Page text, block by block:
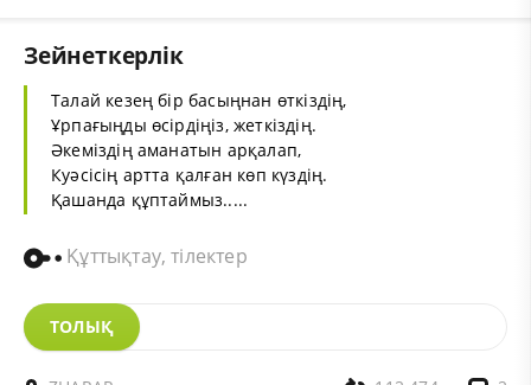
Зейнеткерлік
Талай кезең бір басыңнан өткіздің,
Ұрпағыңды өсірдіңіз, жеткіздің.
Әкеміздің аманатын арқалап,
Куәсісің артта қалған көп күздің.
Қашанда құптаймыз.....
Құттықтау, тілектер
ТОЛЫҚ